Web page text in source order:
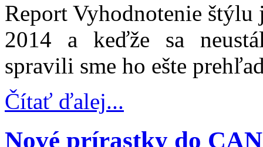
Report Vyhodnotenie
2014 a keďže sa
spravili sme ho ešte
Čítať ďalej...
Nové prírastky do